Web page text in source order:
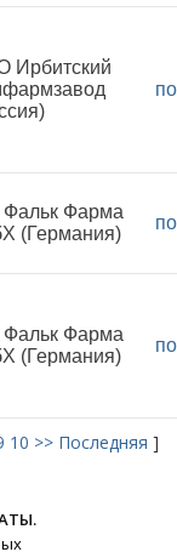
Ирбитский
Фарма
(Германия)
Фарма
(Германия)
10 >> Последняя ]